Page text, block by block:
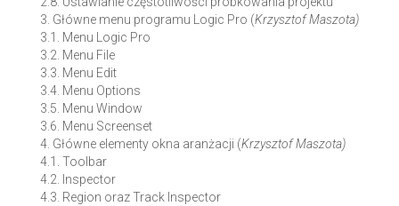
3. Główne menu programu Logic Pro (Krzysztof Maszota)
3.1. Menu Logic Pro
3.2. Menu File
3.3. Menu Edit
3.4. Menu Options
3.5. Menu Window
3.6. Menu Screenset
4. Główne elementy okna aranżacji (Krzysztof Maszota)
4.1. Toolbar
4.2. Inspector
4.3. Region oraz Track Inspector